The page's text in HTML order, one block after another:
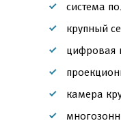
система
крупный
цифровая
камера